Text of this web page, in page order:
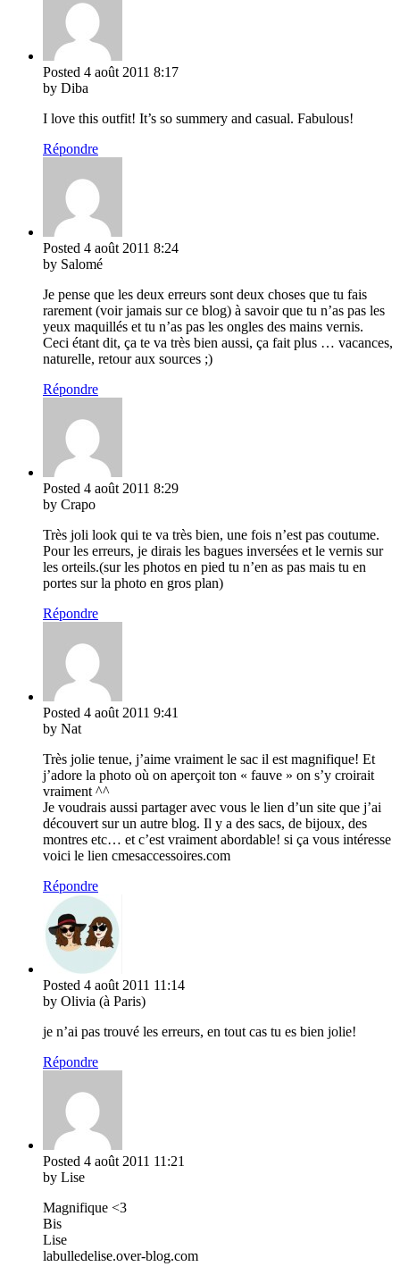
Posted 4 août 2011 8:17
by Diba
I love this outfit! It’s so summery and casual. Fabulous!
Répondre
Posted 4 août 2011 8:24
by Salomé
Je pense que les deux erreurs sont deux choses que tu fais
rarement (voir jamais sur ce blog) à savoir que tu n’as pas les
yeux maquillés et tu n’as pas les ongles des mains vernis.
Ceci étant dit, ça te va très bien aussi, ça fait plus … vacances,
naturelle, retour aux sources ;)
Répondre
Posted 4 août 2011 8:29
by Crapo
Très joli look qui te va très bien, une fois n’est pas coutume.
Pour les erreurs, je dirais les bagues inversées et le vernis sur
les orteils.(sur les photos en pied tu n’en as pas mais tu en
portes sur la photo en gros plan)
Répondre
Posted 4 août 2011 9:41
by Nat
Très jolie tenue, j’aime vraiment le sac il est magnifique! Et
j’adore la photo où on aperçoit ton « fauve » on s’y croirait
vraiment ^^
Je voudrais aussi partager avec vous le lien d’un site que j’ai
découvert sur un autre blog. Il y a des sacs, de bijoux, des
montres etc… et c’est vraiment abordable! si ça vous intéresse
voici le lien cmesaccessoires.com
Répondre
Posted 4 août 2011 11:14
by Olivia (à Paris)
je n’ai pas trouvé les erreurs, en tout cas tu es bien jolie!
Répondre
Posted 4 août 2011 11:21
by Lise
Magnifique <3
Bis
Lise
labulledelise.over-blog.com